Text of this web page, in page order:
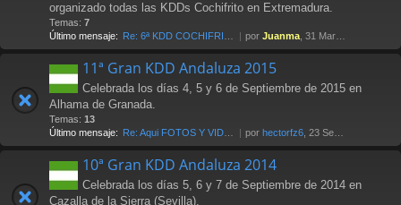
organizado todas las KDDs Cochifrito en Extremadura.
Temas: 7
Último mensaje: Re: 6ª KDD COCHIFRITO 1-abri… por Juanma , 31 Mar 2017 00:14
11ª Gran KDD Andaluza 2015
Celebrada los días 4, 5 y 6 de Septiembre de 2015 en
Alhama de Granada.
Temas: 13
Último mensaje: Re: Aqui FOTOS Y VIDEOS por hectorfz6 , 23 Sep 2015 12:48
10ª Gran KDD Andaluza 2014
Celebrada los días 5, 6 y 7 de Septiembre de 2014 en
Cazalla de la Sierra (Sevilla).